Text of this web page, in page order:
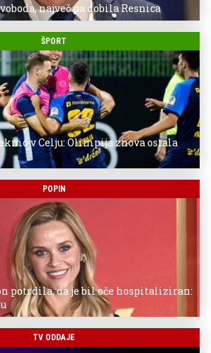
največ pa dobila Resnica
ŠPORT
v Celju: Olimpija znova ostala
POPIN
potrdila, da je bil oče hospitaliziran:
TV ODDAJE